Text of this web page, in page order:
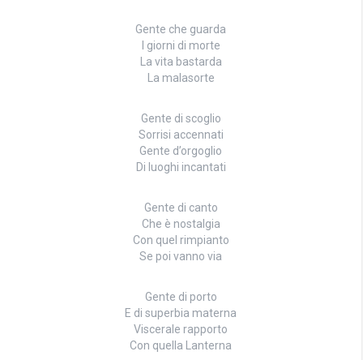
Gente che guarda
I giorni di morte
La vita bastarda
La malasorte
Gente di scoglio
Sorrisi accennati
Gente d’orgoglio
Di luoghi incantati
Gente di canto
Che è nostalgia
Con quel rimpianto
Se poi vanno via
Gente di porto
E di superbia materna
Viscerale rapporto
Con quella Lanterna